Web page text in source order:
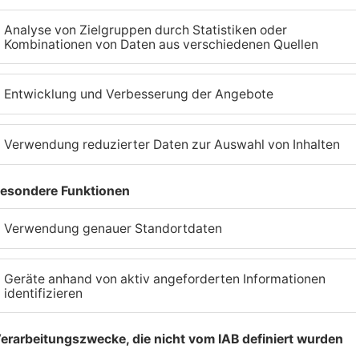
Zustand des Faulbacher
Gemeindewaldes soll
erfasst werden
04.08.2026, 06:33 UHR IN KREIS MILTENBERG